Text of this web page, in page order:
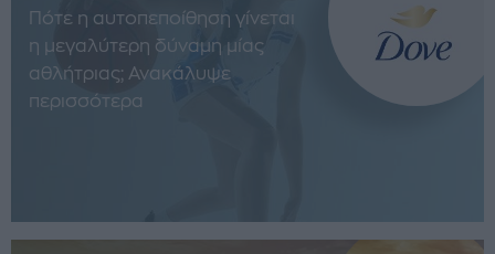
Πότε η αυτοπεποίθηση γίνεται
η μεγαλύτερη δύναμη μίας
αθλήτριας; Ανακάλυψε
περισσότερα